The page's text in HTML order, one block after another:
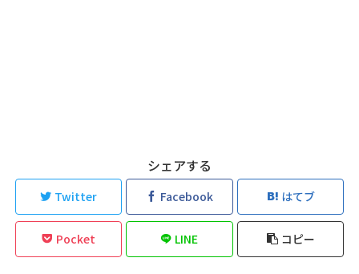
シェアする
Twitter Facebook はてブ
Pocket LINE コピー